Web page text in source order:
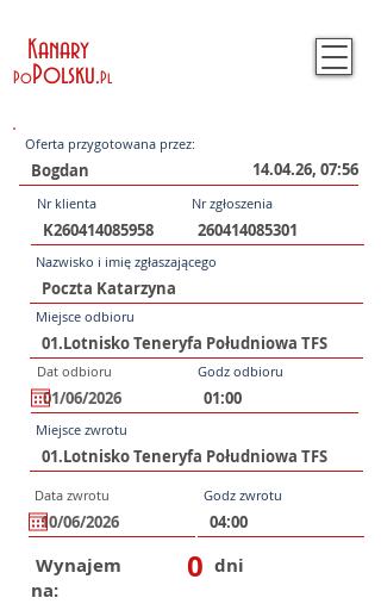
Kanary
PoPolsku.Pl
Oferta przygotowana przez:
14.04.26, 07:56
Nr klienta Nr zgłoszenia
Nazwisko i imię zgłaszającego
Miejsce odbioru
Dat odbioru Godz odbioru
Miejsce zwrotu
Data zwrotu Godz zwrotu
Wynajem
na:
0 dni